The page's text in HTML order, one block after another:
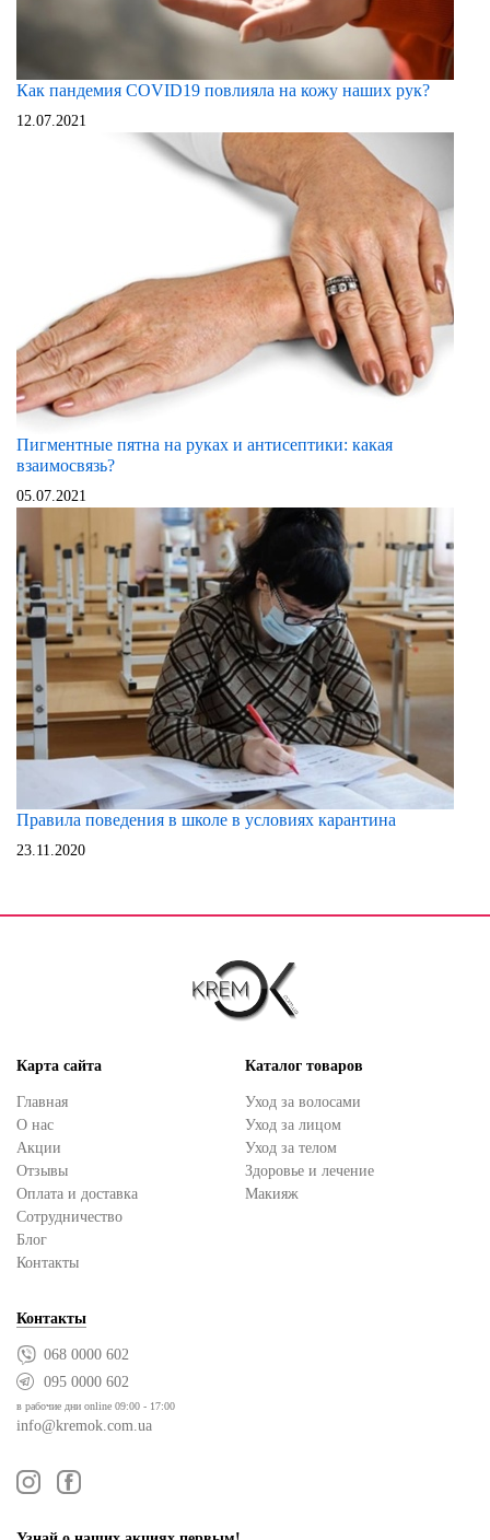
Как пандемия COVID19 повлияла на кожу наших рук?
12.07.2021
Пигментные пятна на руках и антисептики: какая
взаимосвязь?
05.07.2021
Правила поведения в школе в условиях карантина
23.11.2020
Карта сайта
Главная
О нас
Акции
Отзывы
Оплата и доставка
Сотрудничество
Блог
Контакты
Каталог товаров
Уход за волосами
Уход за лицом
Уход за телом
Здоровье и лечение
Макияж
Контакты
068 0000 602
095 0000 602
в рабочие дни online 09:00 - 17:00
info@kremok.com.ua